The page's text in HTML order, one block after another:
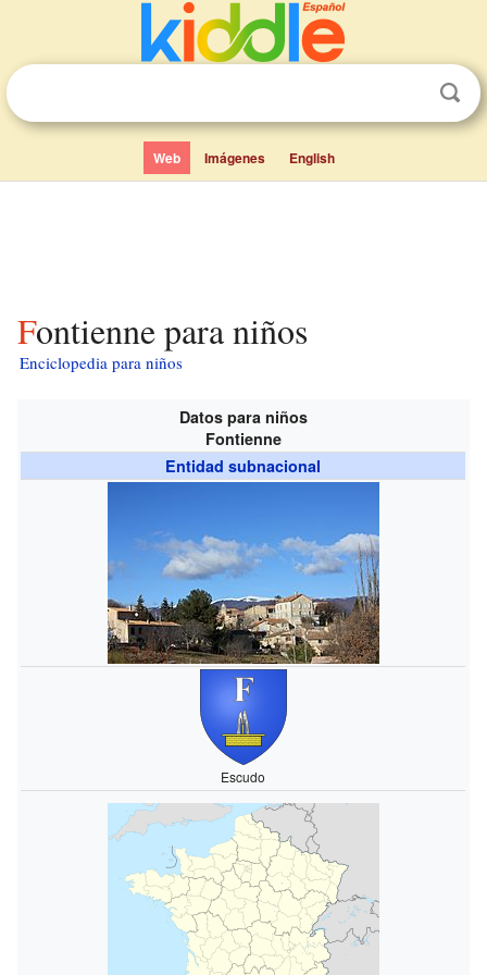
Web Imágenes English
Fontienne para niños
Enciclopedia para niños
Datos para niños
Fontienne
Entidad subnacional
Escudo